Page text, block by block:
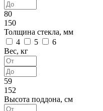
80
150
Толщина стекла, мм
4
5
6
Вес, кг
59
152
Высота поддона, см